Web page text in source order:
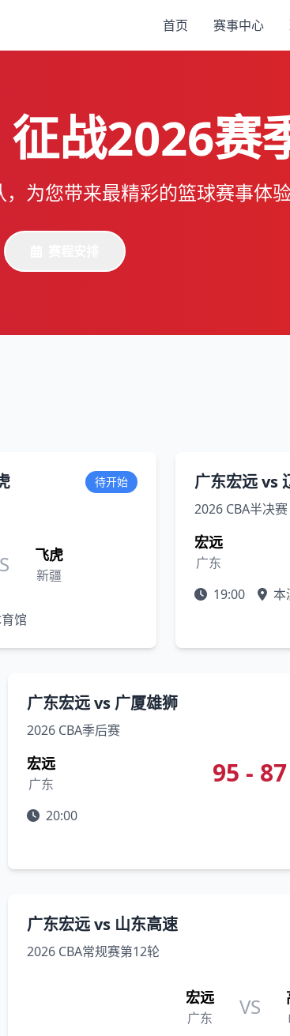
首页 赛事中心
战2026赛
为您带来最精彩的篮球赛事体
待开始
飞虎
新疆
馆
广东宏远 vs
2026 CBA半决赛
宏远
广东
19:00
本
广东宏远 vs 广厦雄狮
2026 CBA季后赛
宏远
广东 95 - 87
20:00
广东宏远 vs 山东高速
2026 CBA常规赛第12轮
宏远
广东 VS